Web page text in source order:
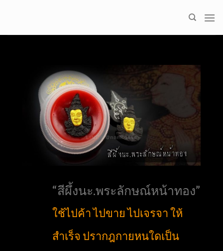
“สีผึ้งนะ.พระลักษณ์หน้าทอง”
ใช้ไปค้า ไปขาย ไปเจรจา ให้
สำเร็จ ปรากฎกายหนใดเป็น